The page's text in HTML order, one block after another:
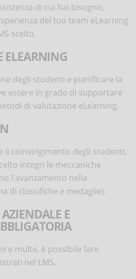
di cui hai bisogno,
del tuo team eLearning
scelto.
ELEARNING
degli studenti e pianificare la
essere in grado di supportare
di valutazione eLearning.
il coinvolgimento degli studenti,
integri le meccaniche
l'avanzamento nella
di classifiche e medaglie).
E
e multe, è possibile fare
nel LMS.